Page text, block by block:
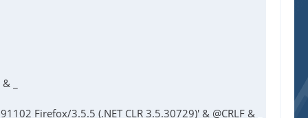
_
Firefox/3.5.5 (.NET CLR 3.5.30729)' & @CRLF & _